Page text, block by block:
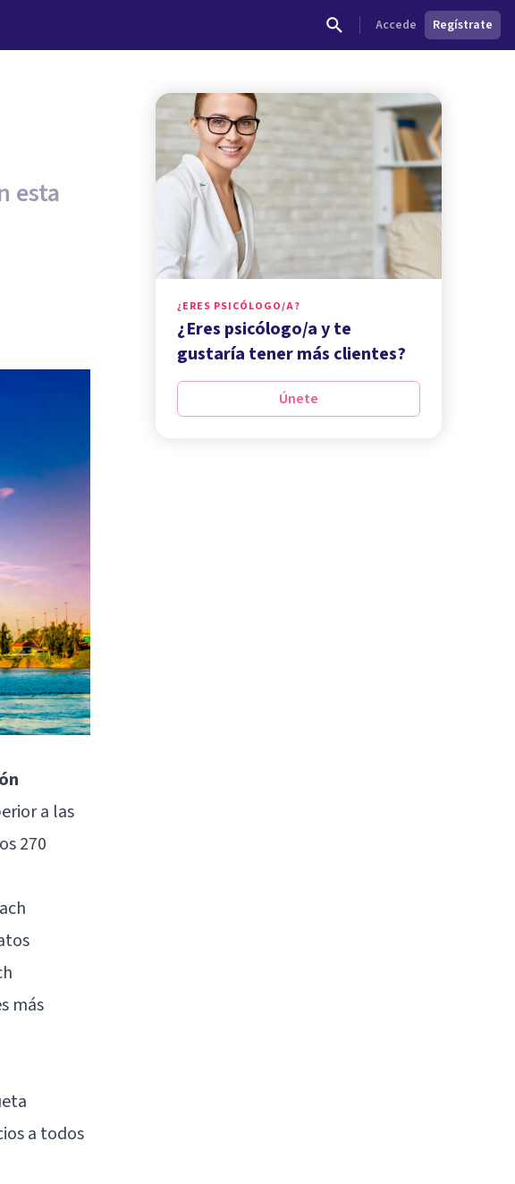
Accede Regístrate
esta
a las
270
más
a todos
¿ERES PSICÓLOGO/A?
¿Eres psicólogo/a y te
gustaría tener más clientes?
Únete